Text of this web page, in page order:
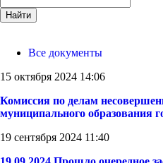
Найти
Все документы
15 октября 2024 14:06
Комиссия по делам
муниципального образования
19 сентября 2024 11:40